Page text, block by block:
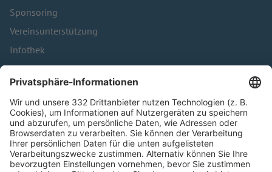
Sponsoring
Vereinsunterstützung
Infothek
Kontakt
HÄUFIG BESUCHTE SEITEN
Pässe und Vereinswechsel
Trainerausbildung
Schulungsangebot Vereinsmitarbeiter